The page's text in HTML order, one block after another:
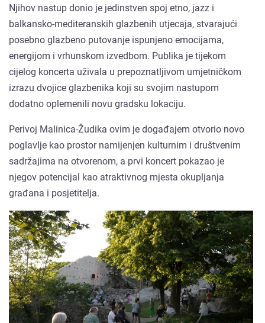
Njihov nastup donio je jedinstven spoj etno, jazz i
balkansko-mediteranskih glazbenih utjecaja, stvarajući
posebno glazbeno putovanje ispunjeno emocijama,
energijom i vrhunskom izvedbom. Publika je tijekom
cijelog koncerta uživala u prepoznatljivom umjetničkom
izrazu dvojice glazbenika koji su svojim nastupom
dodatno oplemenili novu gradsku lokaciju.
Perivoj Malinica-Žudika ovim je događajem otvorio novo
poglavlje kao prostor namijenjen kulturnim i društvenim
sadržajima na otvorenom, a prvi koncert pokazao je
njegov potencijal kao atraktivnog mjesta okupljanja
građana i posjetitelja.